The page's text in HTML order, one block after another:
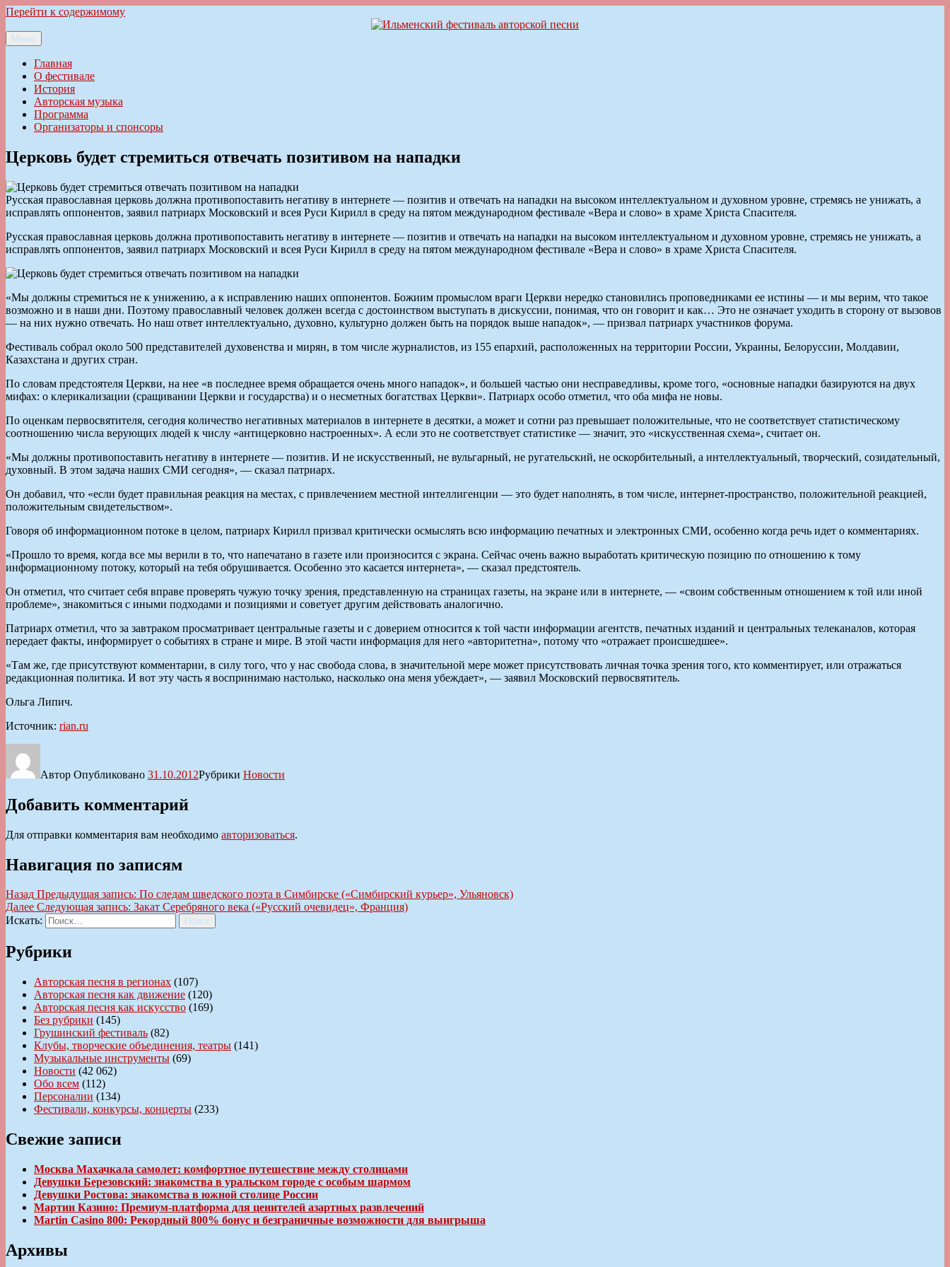
Перейти к содержимому
Ильменский фестиваль авторской песни
Меню
Главная
О фестивале
История
Авторская музыка
Программа
Организаторы и спонсоры
Церковь будет стремиться отвечать позитивом на нападки
Русская православная церковь должна противопоставить негативу в интернете — позитив и отвечать на нападки на высоком интеллектуальном и духовном уровне, стремясь не унижать, а
исправлять оппонентов, заявил патриарх Московский и всея Руси Кирилл в среду на пятом международном фестивале «Вера и слово» в храме Христа Спасителя.
Русская православная церковь должна противопоставить негативу в интернете — позитив и отвечать на нападки на высоком интеллектуальном и духовном уровне, стремясь не унижать, а
исправлять оппонентов, заявил патриарх Московский и всея Руси Кирилл в среду на пятом международном фестивале «Вера и слово» в храме Христа Спасителя.
«Мы должны стремиться не к унижению, а к исправлению наших оппонентов. Божиим промыслом враги Церкви нередко становились проповедниками ее истины — и мы верим, что такое
возможно и в наши дни. Поэтому православный человек должен всегда с достоинством выступать в дискуссии, понимая, что он говорит и как… Это не означает уходить в сторону от вызовов
— на них нужно отвечать. Но наш ответ интеллектуально, духовно, культурно должен быть на порядок выше нападок», — призвал патриарх участников форума.
Фестиваль собрал около 500 представителей духовенства и мирян, в том числе журналистов, из 155 епархий, расположенных на территории России, Украины, Белоруссии, Молдавии,
Казахстана и других стран.
По словам предстоятеля Церкви, на нее «в последнее время обращается очень много нападок», и большей частью они несправедливы, кроме того, «основные нападки базируются на двух
мифах: о клерикализации (сращивании Церкви и государства) и о несметных богатствах Церкви». Патриарх особо отметил, что оба мифа не новы.
По оценкам первосвятителя, сегодня количество негативных материалов в интернете в десятки, а может и сотни раз превышает положительные, что не соответствует статистическому
соотношению числа верующих людей к числу «антицерковно настроенных». А если это не соответствует статистике — значит, это «искусственная схема», считает он.
«Мы должны противопоставить негативу в интернете — позитив. И не искусственный, не вульгарный, не ругательский, не оскорбительный, а интеллектуальный, творческий, созидательный,
духовный. В этом задача наших СМИ сегодня», — сказал патриарх.
Он добавил, что «если будет правильная реакция на местах, с привлечением местной интеллигенции — это будет наполнять, в том числе, интернет-пространство, положительной реакцией,
положительным свидетельством».
Говоря об информационном потоке в целом, патриарх Кирилл призвал критически осмыслять всю информацию печатных и электронных СМИ, особенно когда речь идет о комментариях.
«Прошло то время, когда все мы верили в то, что напечатано в газете или произносится с экрана. Сейчас очень важно выработать критическую позицию по отношению к тому
информационному потоку, который на тебя обрушивается. Особенно это касается интернета», — сказал предстоятель.
Он отметил, что считает себя вправе проверять чужую точку зрения, представленную на страницах газеты, на экране или в интернете, — «своим собственным отношением к той или иной
проблеме», знакомиться с иными подходами и позициями и советует другим действовать аналогично.
Патриарх отметил, что за завтраком просматривает центральные газеты и с доверием относится к той части информации агентств, печатных изданий и центральных телеканалов, которая
передает факты, информирует о событиях в стране и мире. В этой части информация для него «авторитетна», потому что «отражает происшедшее».
«Там же, где присутствуют комментарии, в силу того, что у нас свобода слова, в значительной мере может присутствовать личная точка зрения того, кто комментирует, или отражаться
редакционная политика. И вот эту часть я воспринимаю настолько, насколько она меня убеждает», — заявил Московский первосвятитель.
Ольга Липич.
Источник: rian.ru
Автор Опубликовано 31.10.2012Рубрики Новости
Добавить комментарий
Для отправки комментария вам необходимо авторизоваться.
Навигация по записям
Назад Предыдущая запись: По следам шведского поэта в Симбирске («Симбирский курьер», Ульяновск)
Далее Следующая запись: Закат Серебряного века («Русский очевидец», Франция)
Искать:
Поиск
Рубрики
Авторская песня в регионах (107)
Авторская песня как движение (120)
Авторская песня как искусство (169)
Без рубрики (145)
Грушинский фестиваль (82)
Клубы, творческие объединения, театры (141)
Музыкальные инструменты (69)
Новости (42 062)
Обо всем (112)
Персоналии (134)
Фестивали, конкурсы, концерты (233)
Свежие записи
Москва Махачкала самолет: комфортное путешествие между столицами
Девушки Березовский: знакомства в уральском городе с особым шармом
Девушки Ростова: знакомства в южной столице России
Мартин Казино: Премиум-платформа для ценителей азартных развлечений
Martin Casino 800: Рекордный 800% бонус и безграничные возможности для выигрыша
Архивы